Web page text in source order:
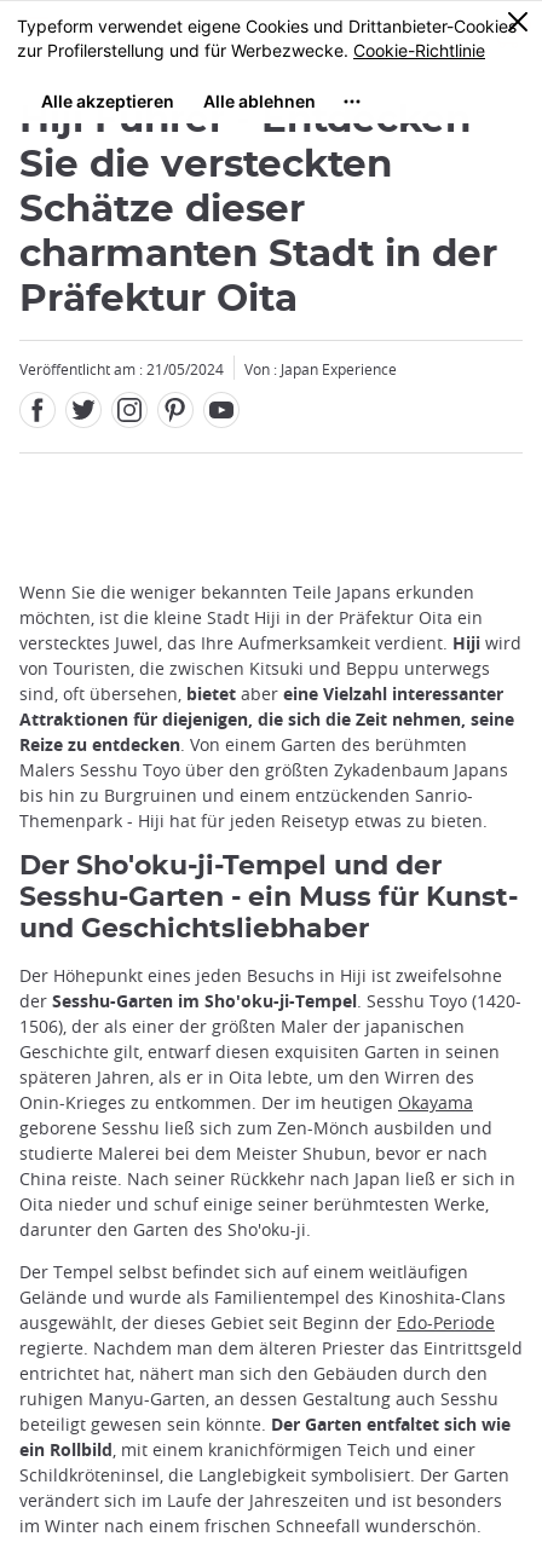
Größe
MENU
0
Hiji Führer - Entdecken
Sie die versteckten
Schätze dieser
charmanten Stadt in der
Präfektur Oita
Veröffentlicht am : 21/05/2024 Von : Japan Experience
Wenn Sie die weniger bekannten Teile Japans erkunden
möchten, ist die kleine Stadt Hiji in der Präfektur Oita ein
verstecktes Juwel, das Ihre Aufmerksamkeit verdient. Hiji wird
von Touristen, die zwischen Kitsuki und Beppu unterwegs
sind, oft übersehen, bietet aber eine Vielzahl interessanter
Attraktionen für diejenigen, die sich die Zeit nehmen, seine
Reize zu entdecken. Von einem Garten des berühmten
Malers Sesshu Toyo über den größten Zykadenbaum Japans
bis hin zu Burgruinen und einem entzückenden Sanrio-
Themenpark - Hiji hat für jeden Reisetyp etwas zu bieten.
Der Sho'oku-ji-Tempel und der
Sesshu-Garten - ein Muss für Kunst-
und Geschichtsliebhaber
Der Höhepunkt eines jeden Besuchs in Hiji ist zweifelsohne
der Sesshu-Garten im Sho'oku-ji-Tempel. Sesshu Toyo (1420-
1506), der als einer der größten Maler der japanischen
Geschichte gilt, entwarf diesen exquisiten Garten in seinen
späteren Jahren, als er in Oita lebte, um den Wirren des
Onin-Krieges zu entkommen. Der im heutigen Okayama
geborene Sesshu ließ sich zum Zen-Mönch ausbilden und
studierte Malerei bei dem Meister Shubun, bevor er nach
China reiste. Nach seiner Rückkehr nach Japan ließ er sich in
Oita nieder und schuf einige seiner berühmtesten Werke,
darunter den Garten des Sho'oku-ji.
Der Tempel selbst befindet sich auf einem weitläufigen
Gelände und wurde als Familientempel des Kinoshita-Clans
ausgewählt, der dieses Gebiet seit Beginn der Edo-Periode
regierte. Nachdem man dem älteren Priester das Eintrittsgeld
entrichtet hat, nähert man sich den Gebäuden durch den
ruhigen Manyu-Garten, an dessen Gestaltung auch Sesshu
beteiligt gewesen sein könnte. Der Garten entfaltet sich wie
ein Rollbild, mit einem kranichförmigen Teich und einer
Schildkröteninsel, die Langlebigkeit symbolisiert. Der Garten
verändert sich im Laufe der Jahreszeiten und ist besonders
im Winter nach einem frischen Schneefall wunderschön.